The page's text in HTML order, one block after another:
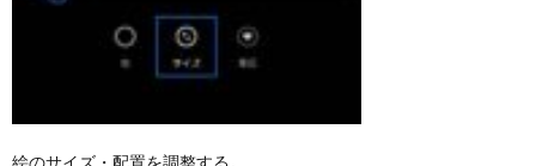
絵のサイズ・配置を調整する。